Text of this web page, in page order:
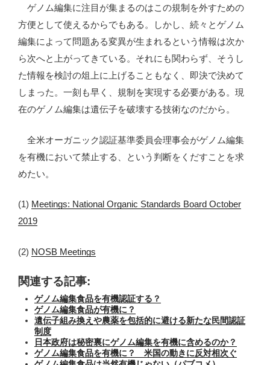
ゲノム編集に注目が集まるのはこの規制を外すための
方便として使えるからでもある。しかし、続々とゲノム
編集によって問題ある変異が生まれるという情報は次か
ら次へと上がってきている。それにも関わらず、そうし
た情報を検討の俎上に上げることもなく、即決で決めて
しまった。一刻も早く、規制を実現する必要がある。現
在のゲノム編集は遺伝子を破壊する技術なのだから。
全米オーガニック認証基準委員会理事会がゲノム編集
を有機において禁止する、という判断をくだすことを求
めたい。
(1) Meetings: National Organic Standards Board October
2019
(2) NOSB Meetings
関連する記事:
ゲノム編集食品を有機認証する？
ゲノム編集食品が有機に？
遺伝子組み換えや農薬を包括的に避ける新たな民間認証
制度
日本政府は秘密裏にゲノム編集を有機に含めるのか？
ゲノム編集食品を有機に？ 米国の動きに反対相次ぐ